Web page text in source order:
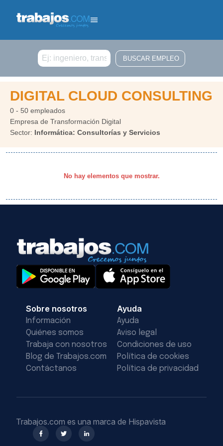
Buscar
DIGITAL CLOUD CONSULTING
0 - 50 empleados
Empresa de Transformación Digital
Sector: Informática: Consultorías y Servicios
No hay elementos que mostrar.
Sobre nosotros
Información
Quiénes somos
Trabaja con nosotros
Blog de Trabajos.com
Contáctanos
Ayuda
Ayuda
Aviso legal
Condiciones de uso
Política de cookies
Política de privacidad
Trabajos.com es una marca de Hispavista